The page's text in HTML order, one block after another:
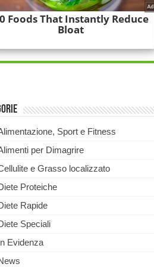
Sport e Fitness
per Dimagrire
e Grasso localizzato
Proteiche
Rapide
Speciali
Evidenza